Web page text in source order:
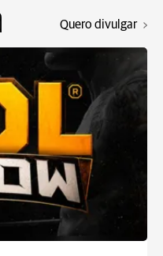
Quero divulgar